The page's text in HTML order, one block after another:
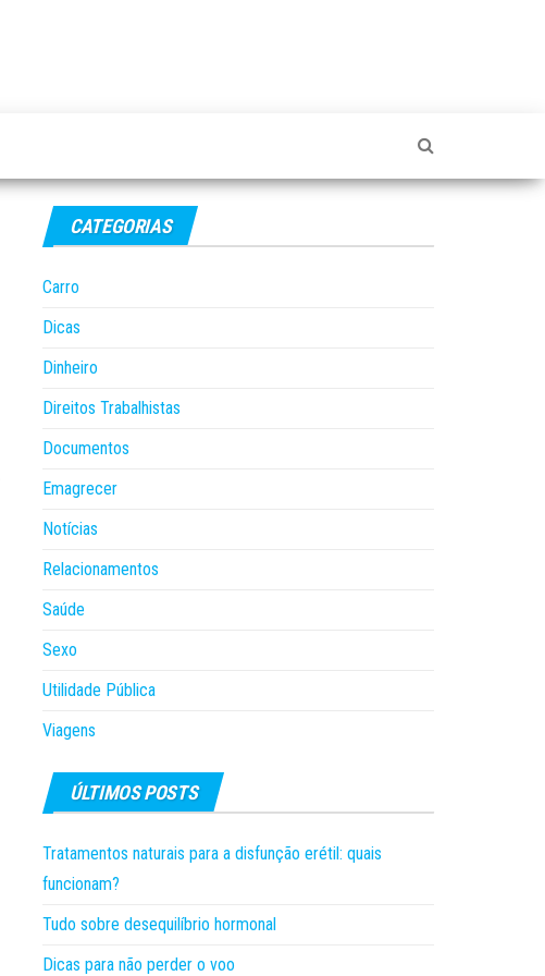
CATEGORIAS
Carro
Dicas
Dinheiro
Direitos Trabalhistas
Documentos
Emagrecer
Notícias
Relacionamentos
Saúde
Sexo
Utilidade Pública
Viagens
ÚLTIMOS POSTS
Tratamentos naturais para a disfunção erétil: quais
funcionam?
Tudo sobre desequilíbrio hormonal
Dicas para não perder o voo